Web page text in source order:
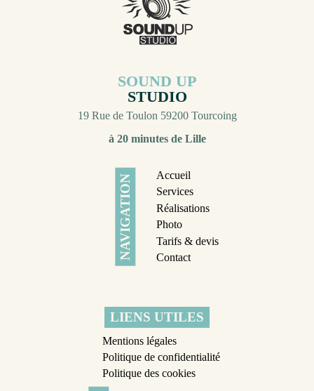
SOUND UP
STUDIO
19 Rue de Toulon 59200 Tourcoing
à 20 minutes de Lille
NAVIGATION
Accueil
Services
Réalisations
Photo
Tarifs & devis
Contact
LIENS UTILES
Mentions légales
Politique de confidentialité
Politique des cookies